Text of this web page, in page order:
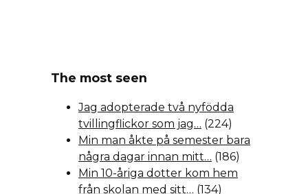
The most seen
Jag adopterade två nyfödda
tvillingflickor som jag… (224)
Min man åkte på semester bara
några dagar innan mitt… (186)
Min 10-åriga dotter kom hem
från skolan med sitt… (134)